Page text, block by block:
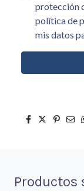
protección de datos asi
política de privacidad y
mis datos
Productos